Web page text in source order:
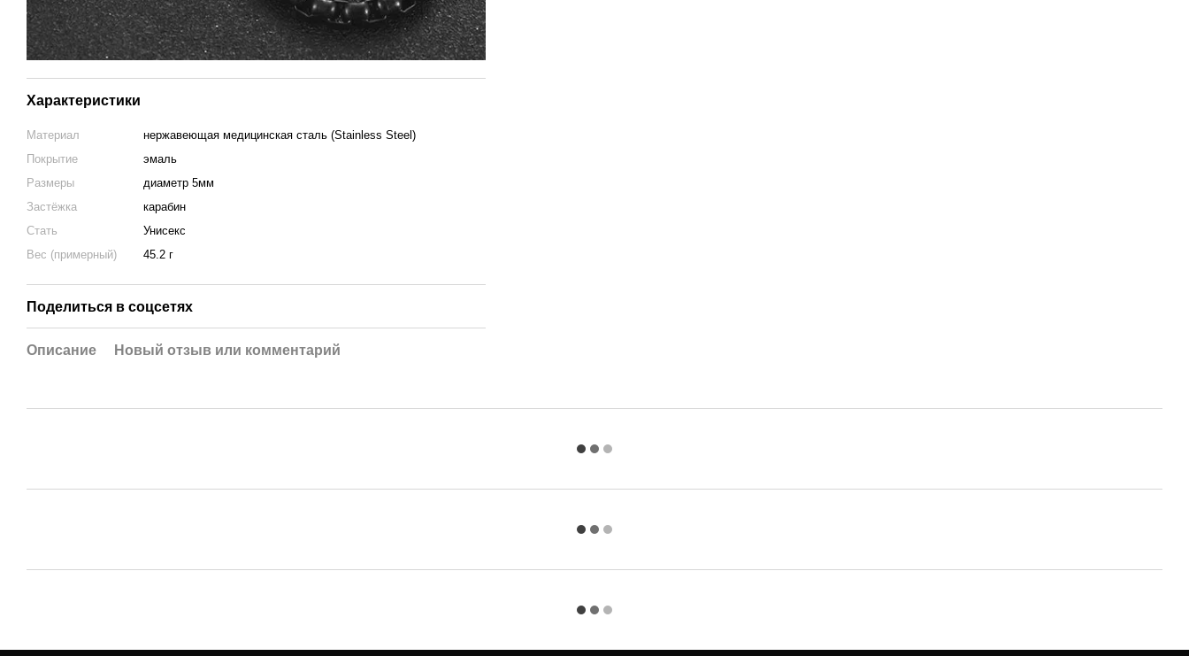
Характеристики
Материал
нержавеющая медицинская сталь (Stainless Steel)
Покрытие
эмаль
Размеры
диаметр 5мм
Застёжка
карабин
Стать
Унисекс
Вес (примерный)
45.2 г
Поделиться в соцсетях
Описание Новый отзыв или комментарий